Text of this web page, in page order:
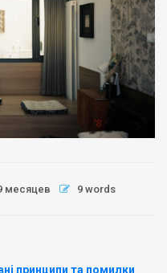
месяцев 9 words
принципи та помилки